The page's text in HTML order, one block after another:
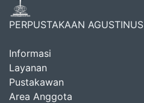
PERPUSTAKAAN AGUSTINUS
Informasi
Layanan
Pustakawan
Area Anggota